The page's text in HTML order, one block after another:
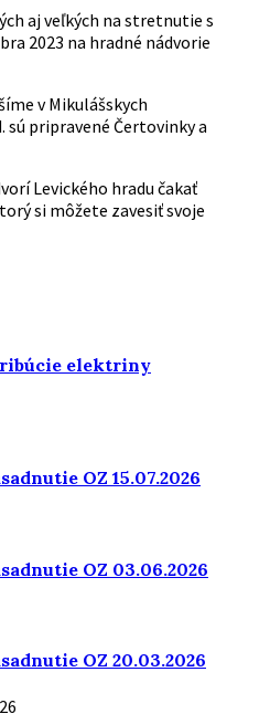
aj veľkých na stretnutie s
2023 na hradné nádvorie
v Mikulášskych
sú pripravené Čertovinky a
Levického hradu čakať
si môžete zavesiť svoje
elektriny
OZ 15.07.2026
OZ 03.06.2026
OZ 20.03.2026